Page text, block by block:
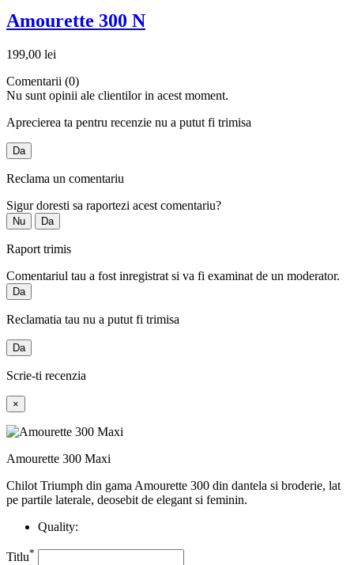
Amourette 300 N
199,00 lei
Comentarii (0)
Nu sunt opinii ale clientilor in acest moment.
Aprecierea ta pentru recenzie nu a putut fi trimisa
Da
Reclama un comentariu
Sigur doresti sa raportezi acest comentariu?
Nu Da
Raport trimis
Comentariul tau a fost inregistrat si va fi examinat de un moderator.
Da
Reclamatia tau nu a putut fi trimisa
Da
Scrie-ti recenzia
×
Amourette 300 Maxi
Chilot Triumph din gama Amourette 300 din dantela si broderie, lat
pe partile laterale, deosebit de elegant si feminin.
Quality:
Titlu*